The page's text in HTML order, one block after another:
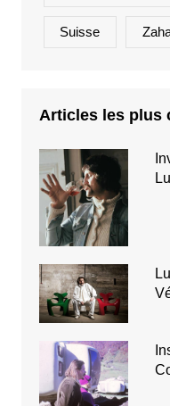
Suisse
Articles les plus